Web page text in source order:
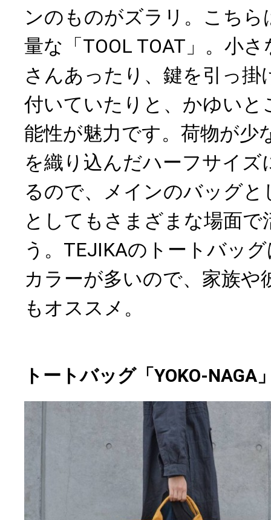
ンのものがズラリ。こち
量な「TOOL TOAT」。小
さんあったり、鍵を引っ掛
付いていたりと、かゆいと
能性が魅力です。荷物が少
を織り込んだハーフサイ
るので、メインのバッグ
としてもさまざまな場面で
う。TEJIKAのトートバッ
カラーが多いので、家族や
もオススメ。
トートバッグ「YOKO-NAGA